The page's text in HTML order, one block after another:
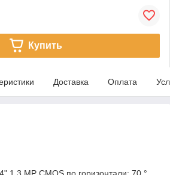
Купить
Доставка Оплата
1.3 MP CMOS по горизонтали: 70 °